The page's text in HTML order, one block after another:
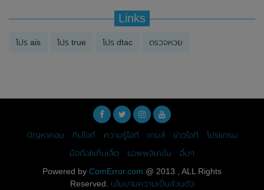
Links
โปร ais โปร true โปร dtac ตรวจหวย
ปัญหาคอม ทิปไอที ความรู้ไอที เกมส์ ข่าวไอที
โปรแกรม
มือถือ/แท็บเล็ต
แอพพลิเคชั่น
อื่นๆ
Powered by ComError.com @ 2013 , ALL Rights
Reserved. นโยบายความเป็นส่วนตัว